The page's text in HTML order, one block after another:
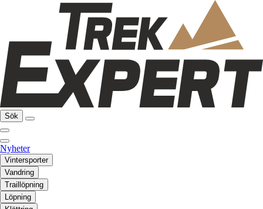
Sök
Nyheter
Vintersporter
Vandring
Traillöpning
Löpning